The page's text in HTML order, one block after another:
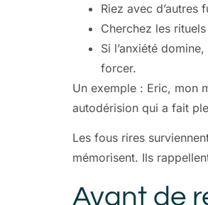
Riez avec d’autres
Cherchez les
Si l’anxiété
forcer.
Un exemple : Eric, mon
autodérision qui a fait
Les fous rires
mémorisent. Ils
Avant de